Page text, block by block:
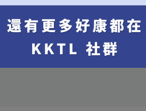
總計
總人數